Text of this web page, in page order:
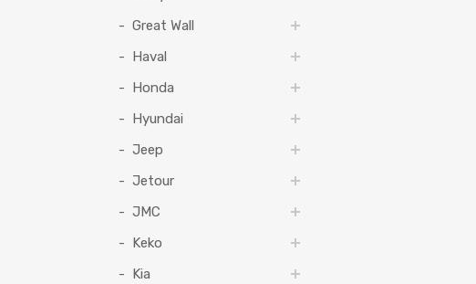
Great Wall
Haval
Honda
Hyundai
Jeep
Jetour
JMC
Keko
Kia